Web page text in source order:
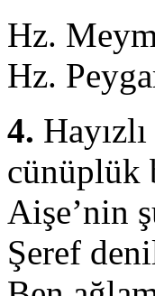
Hz.
Hz.
4.
cünüplük
Aişe’nin
Şeref